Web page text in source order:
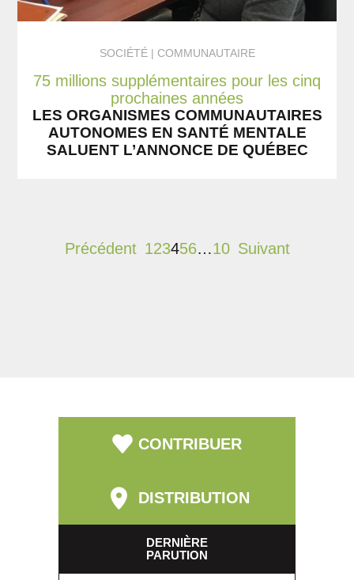
SOCIÉTÉ COMMUNAUTAIRE
75 millions supplémentaires pour les cinq
prochaines années
LES ORGANISMES COMMUNAUTAIRES
AUTONOMES EN SANTÉ MENTALE
SALUENT L’ANNONCE DE QUÉBEC
Précédent 123456…10 Suivant
CONTRIBUER
DISTRIBUTION
DERNIÈRE
PARUTION